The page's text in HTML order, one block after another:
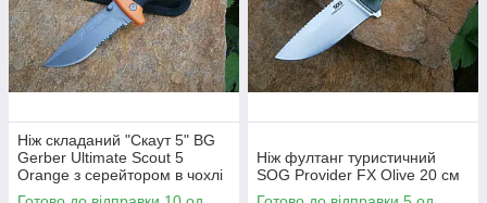
Ніж складаний "Скаут 5" BG
Gerber Ultimate Scout 5
Оrange з серейтором в чохлі
21,5 см
Ніж фултанг туристичний
SOG Provider FX Olive 20 см